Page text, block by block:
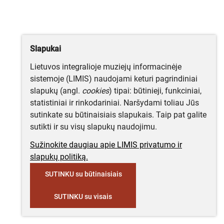
Slapukai
Lietuvos integralioje muziejų informacinėje
sistemoje (LIMIS) naudojami keturi pagrindiniai
slapukų (angl. cookies) tipai: būtinieji, funkciniai,
statistiniai ir rinkodariniai. Naršydami toliau Jūs
sutinkate su būtinaisiais slapukais. Taip pat galite
sutikti ir su visų slapukų naudojimu.
Sužinokite daugiau apie LIMIS privatumo ir
slapukų politiką.
SUTINKU su būtinaisiais
SUTINKU su visais